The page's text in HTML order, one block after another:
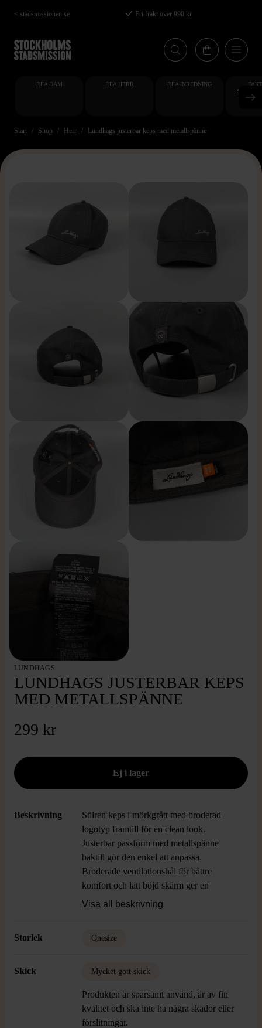
Hoppa
till
huvudinnehåll
< stadsmissionen.se Fri frakt över 990 kr
REA DAM REA HERR REA INREDNING
Start Shop Herr Lundhags justerbar keps med metallspänne
LUNDHAGS
LUNDHAGS JUSTERBAR KEPS
MED METALLSPÄNNE
299 kr
Beskrivning
Stilren keps i mörkgrått med broderad
logotyp framtill för en clean look.
Justerbar passform med metallspänne
baktill gör den enkel att anpassa.
Broderade ventilationshål för bättre
komfort och lätt böjd skärm ger en
avslappnad känsla.
Visa all beskrivning
Storlek Onesize
Skick Mycket gott skick
Produkten är sparsamt använd, är av fin
kvalitet och ska inte ha några skador eller
förslitningar.